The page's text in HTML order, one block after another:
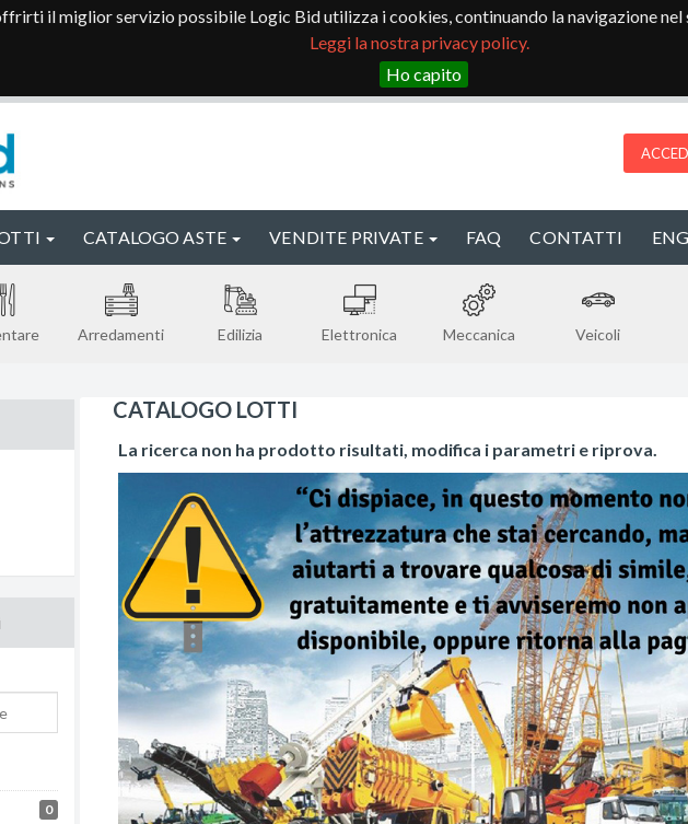
il miglior servizio possibile Logic Bid utilizza i cookies, continuando la navigazione
Leggi la nostra privacy policy.
Ho capito
CATALOGO ASTE VENDITE PRIVATE FAQ CONTATTI ENG
Arredamenti Edilizia Elettronica Meccanica Veicoli
0
CATALOGO LOTTI
La ricerca non ha prodotto risultati, modifica i parametri e riprova.